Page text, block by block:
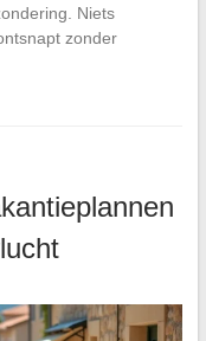
Niets
zonder